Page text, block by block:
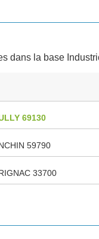
dans la base
69130
59790
33700